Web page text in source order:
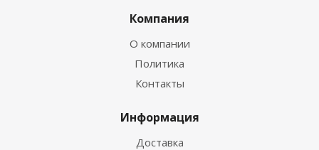
Компания
О компании
Политика
Контакты
Информация
Доставка